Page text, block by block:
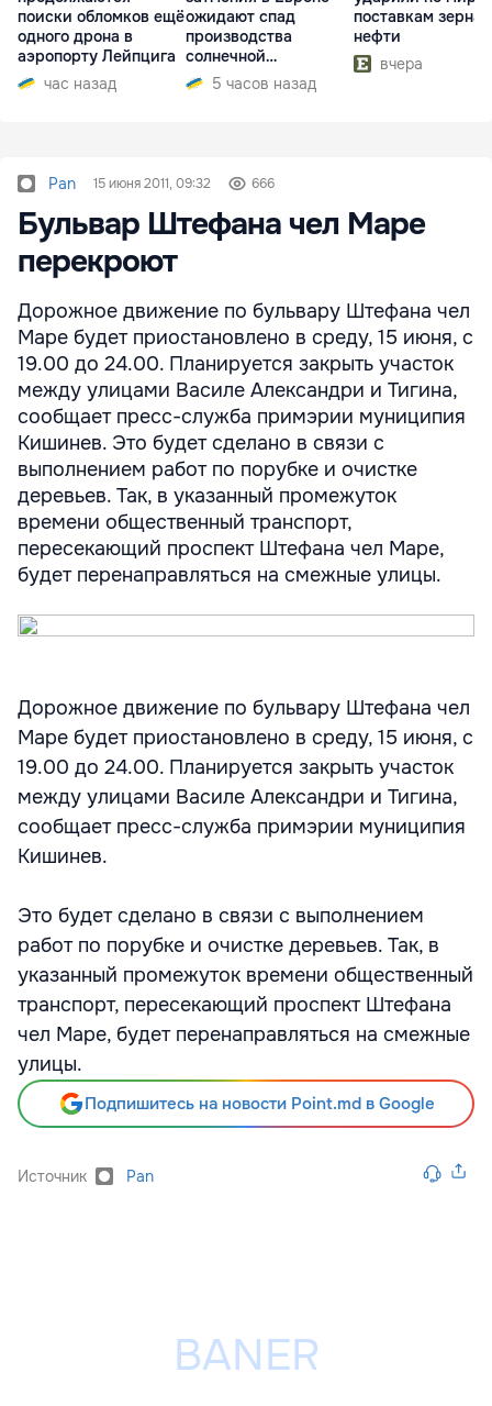
поиски обломков ещё
одного дрона в
аэропорту Лейпцига
час назад
ожидают спад
производства
солнечной
электроэнергии
5 часов назад
поставкам зерна
нефти
вчера
Pan 15 июня 2011, 09:32 666
Бульвар Штефана чел Маре
перекроют
Дорожное движение по бульвару Штефана чел
Маре будет приостановлено в среду, 15 июня, с
19.00 до 24.00. Планируется закрыть участок
между улицами Василе Александри и Тигина,
сообщает пресс-служба примэрии муниципия
Кишинев. Это будет сделано в связи с
выполнением работ по порубке и очистке
деревьев. Так, в указанный промежуток
времени общественный транспорт,
пересекающий проспект Штефана чел Маре,
будет перенаправляться на смежные улицы.
Дорожное движение по бульвару Штефана чел
Маре будет приостановлено в среду, 15 июня, с
19.00 до 24.00. Планируется закрыть участок
между улицами Василе Александри и Тигина,
сообщает пресс-служба примэрии муниципия
Кишинев.
Это будет сделано в связи с выполнением
работ по порубке и очистке деревьев. Так, в
указанный промежуток времени общественный
транспорт, пересекающий проспект Штефана
чел Маре, будет перенаправляться на смежные
улицы.
Подпишитесь на новости Point.md в Google
Источник Pan